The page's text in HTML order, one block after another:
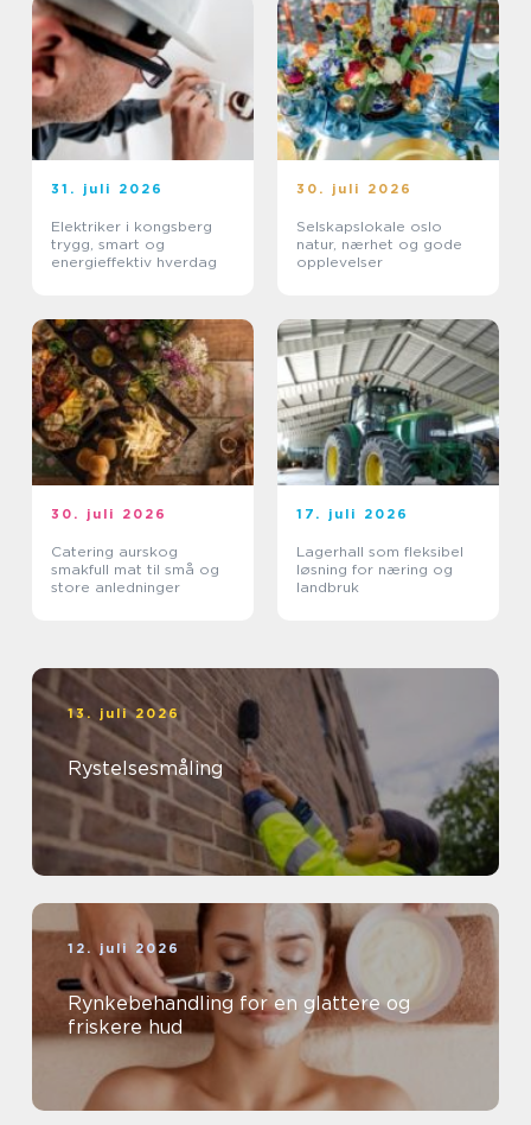
31. juli 2026
Elektriker i kongsberg
trygg, smart og
energieffektiv hverdag
30. juli 2026
Selskapslokale oslo
natur, nærhet og gode
opplevelser
30. juli 2026
Catering aurskog
smakfull mat til små og
store anledninger
17. juli 2026
Lagerhall som fleksibel
løsning for næring og
landbruk
13. juli 2026
Rystelsesmåling
12. juli 2026
Rynkebehandling for en glattere og
friskere hud